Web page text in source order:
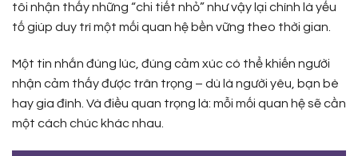
tôi nhận thấy những “chi tiết nhỏ” như vậy lại chính là yếu
tố giúp duy trì một mối quan hệ bền vững theo thời gian.
Một tin nhắn đúng lúc, đúng cảm xúc có thể khiến người
nhận cảm thấy được trân trọng – dù là người yêu, bạn bè
hay gia đình. Và điều quan trọng là: mỗi mối quan hệ sẽ cần
một cách chúc khác nhau.